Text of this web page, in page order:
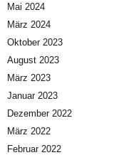
Mai 2024
März 2024
Oktober 2023
August 2023
März 2023
Januar 2023
Dezember 2022
März 2022
Februar 2022